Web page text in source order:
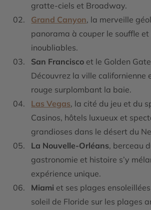
gratte-ciels et Broadway.
Grand Canyon, la merveille
panorama à couper le souffle
inoubliables.
San Francisco et le Golden
Découvrez la ville californienne
rouge surplombant la baie.
Las Vegas, la cité du jeu et du
Casinos, hôtels luxueux et
grandioses dans le désert du
La Nouvelle-Orléans, berceau
gastronomie et histoire s’y
expérience unique.
Miami et ses plages
soleil de Floride sur les plages